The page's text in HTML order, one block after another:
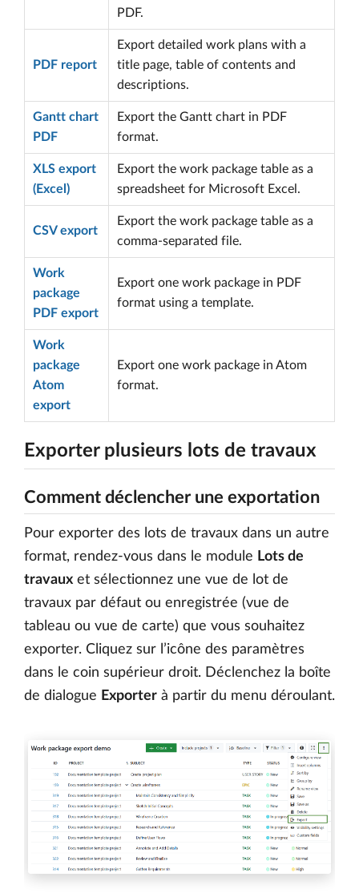
PDF.
PDF report
Export detailed work plans with a
title page, table of contents and
descriptions.
Gantt chart
PDF
Export the Gantt chart in PDF
format.
XLS export
(Excel)
Export the work package table as a
spreadsheet for Microsoft Excel.
CSV export
Export the work package table as a
comma-separated file.
Work
package
PDF export
Export one work package in PDF
format using a template.
Work
package
Atom
export
Export one work package in Atom
format.
Exporter plusieurs lots de travaux
Comment déclencher une exportation
Pour exporter des lots de travaux dans un autre
format, rendez-vous dans le module Lots de
travaux et sélectionnez une vue de lot de
travaux par défaut ou enregistrée (vue de
tableau ou vue de carte) que vous souhaitez
exporter. Cliquez sur l’icône des paramètres
dans le coin supérieur droit. Déclenchez la boîte
de dialogue Exporter à partir du menu déroulant.